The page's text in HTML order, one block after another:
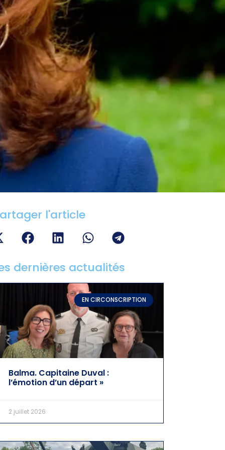
l'article
dernières actualités
EN CIRCONSCRIPTION
Balma. Capitaine Duval :
l’émotion d’un départ »
2 juillet 2026